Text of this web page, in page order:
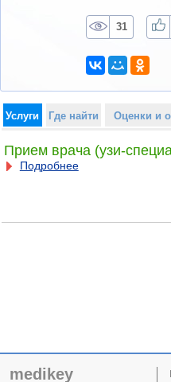
31
Услуги Где найти Оценки и
Прием врача (узи-
Подробнее
medikey